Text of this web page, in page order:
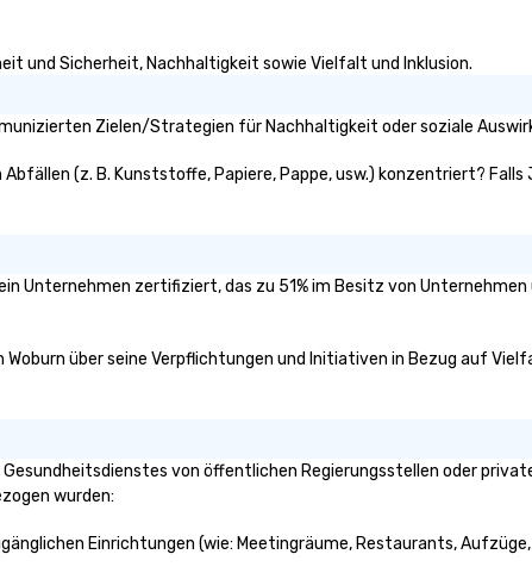
und Sicherheit, Nachhaltigkeit sowie Vielfalt und Inklusion.
Zielen/Strategien für Nachhaltigkeit oder soziale
(z. B. Kunststoffe, Papiere, Pappe, usw.) konzentriert?
Unternehmen zertifiziert, das zu 51% im Besitz von
über seine Verpflichtungen und Initiativen in Bezug auf
von öffentlichen Regierungsstellen oder
wurden:
Einrichtungen (wie: Meetingräume, Restaurants, Aufzüge,